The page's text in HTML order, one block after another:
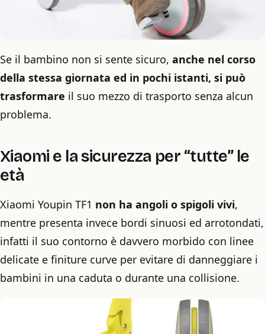
Se il bambino non si sente sicuro, anche nel corso
della stessa giornata ed in pochi istanti, si può
trasformare il suo mezzo di trasporto senza alcun
problema.
Xiaomi e la sicurezza per “tutte” le
età
Xiaomi Youpin TF1 non ha angoli o spigoli vivi,
mentre presenta invece bordi sinuosi ed arrotondati,
infatti il ​​suo contorno è davvero morbido con linee
delicate e finiture curve per evitare di danneggiare i
bambini in una caduta o durante una collisione.